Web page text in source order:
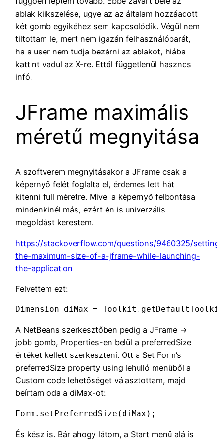
ablak kiikszelése, ugye az az általam hozzáadott
két gomb egyikéhez sem kapcsolódik. Végül nem
tiltottam le, mert nem igazán felhasználóbarát,
ha a user nem tudja bezárni az ablakot, hiába
kattint vadul az X-re. Ettől függetlenül hasznos
infó.
JFrame maximális
méretű megnyitása
A szoftverem megnyitásakor a JFrame csak a
képernyő felét foglalta el, érdemes lett hát
kitenni full méretre. Mivel a képernyő felbontása
mindenkinél más, ezért én is univerzális
megoldást kerestem.
https://stackoverflow.com/questions/9460325/
the-maximum-size-of-a-jframe-while-launching-
the-application
Felvettem ezt:
Dimension diMax =
A NetBeans szerkesztőben pedig a JFrame ->
jobb gomb, Properties-en belül a preferredSize
értéket kellett szerkeszteni. Ott a Set Form’s
preferredSize property using lehulló menüből a
Custom code lehetőséget választottam, majd
beírtam oda a diMax-ot:
Form.setPreferredSize(diMax);
És kész is. Bár ahogy látom, a Start menü alá is